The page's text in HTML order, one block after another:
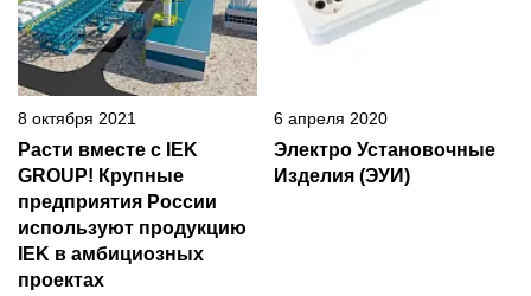
8 октября 2021
Расти вместе с IEK
GROUP! Крупные
предприятия России
используют продукцию
IEK в амбициозных
проектах
6 апреля 2020
Электро Установочные
Изделия (ЭУИ)